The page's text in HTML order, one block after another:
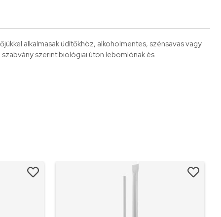
alkalmasak üdítőkhöz, alkoholmentes, szénsavas vagy
szerint biológiai úton lebomlónak és